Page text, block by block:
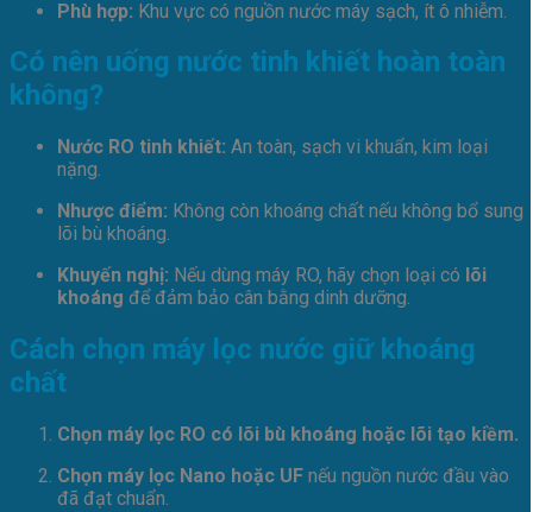
Phù hợp: Khu vực có nguồn nước máy sạch, ít ô nhiễm.
Có nên uống nước tinh khiết hoàn toàn
không?
Nước RO tinh khiết: An toàn, sạch vi khuẩn, kim loại
nặng.
Nhược điểm: Không còn khoáng chất nếu không bổ sung
lõi bù khoáng.
Khuyến nghị: Nếu dùng máy RO, hãy chọn loại có lõi
khoáng để đảm bảo cân bằng dinh dưỡng.
Cách chọn máy lọc nước giữ khoáng
chất
Chọn máy lọc RO có lõi bù khoáng hoặc lõi tạo kiềm.
Chọn máy lọc Nano hoặc UF nếu nguồn nước đầu vào
đã đạt chuẩn.